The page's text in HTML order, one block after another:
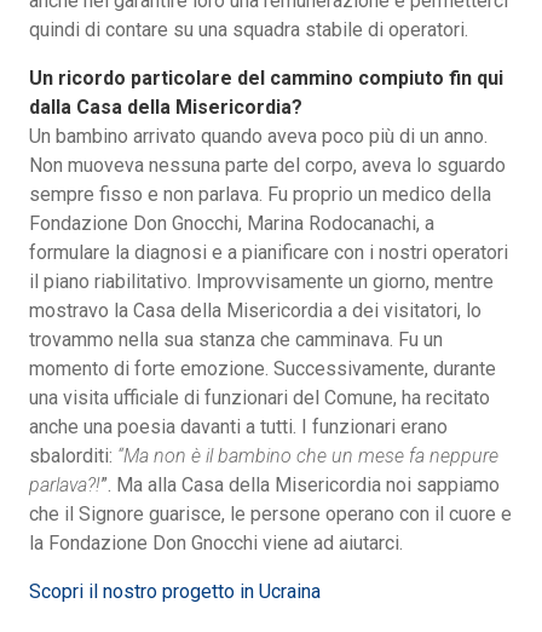
quindi di contare su una squadra stabile di operatori.
Un ricordo particolare del cammino compiuto fin qui
dalla Casa della Misericordia?
Un bambino arrivato quando aveva poco più di un anno.
Non muoveva nessuna parte del corpo, aveva lo sguardo
sempre fisso e non parlava. Fu proprio un medico della
Fondazione Don Gnocchi, Marina Rodocanachi, a
formulare la diagnosi e a pianificare con i nostri operatori
il piano riabilitativo. Improvvisamente un giorno, mentre
mostravo la Casa della Misericordia a dei visitatori, lo
trovammo nella sua stanza che camminava. Fu un
momento di forte emozione. Successivamente, durante
una visita ufficiale di funzionari del Comune, ha recitato
anche una poesia davanti a tutti. I funzionari erano
sbalorditi: “Ma non è il bambino che un mese fa neppure
parlava?!”. Ma alla Casa della Misericordia noi sappiamo
che il Signore guarisce, le persone operano con il cuore e
la Fondazione Don Gnocchi viene ad aiutarci.
Scopri il nostro progetto in Ucraina